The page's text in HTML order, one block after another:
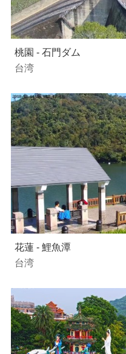
桃園 - 石門ダム
台湾
花蓮 - 鯉魚潭
台湾